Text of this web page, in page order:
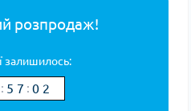
розпродаж!
залишилось:
:
5
5
7
7 :
0
0
1
1